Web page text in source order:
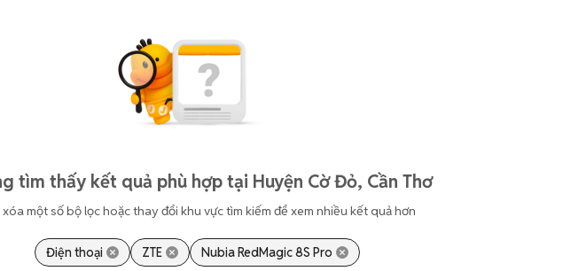
tìm thấy kết quả phù hợp tại Huyện Cờ Đỏ, Cần Thơ
xóa một số bộ lọc hoặc thay đổi khu vực tìm kiếm để xem nhiều kết quả hơn
Điện thoại ZTE Nubia RedMagic 8S Pro